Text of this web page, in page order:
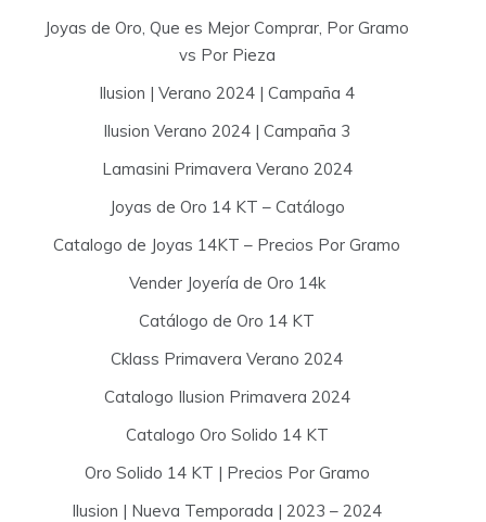
Joyas de Oro, Que es Mejor Comprar, Por Gramo
vs Por Pieza
Ilusion | Verano 2024 | Campaña 4
Ilusion Verano 2024 | Campaña 3
Lamasini Primavera Verano 2024
Joyas de Oro 14 KT – Catálogo
Catalogo de Joyas 14KT – Precios Por Gramo
Vender Joyería de Oro 14k
Catálogo de Oro 14 KT
Cklass Primavera Verano 2024
Catalogo Ilusion Primavera 2024
Catalogo Oro Solido 14 KT
Oro Solido 14 KT | Precios Por Gramo
Ilusion | Nueva Temporada | 2023 – 2024